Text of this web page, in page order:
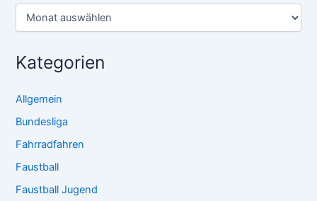
Kategorien
Allgemein
Bundesliga
Fahrradfahren
Faustball
Faustball Jugend